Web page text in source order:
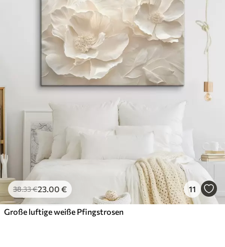
38.33€23.00 € 11
Große luftige weiße Pfingstrosen